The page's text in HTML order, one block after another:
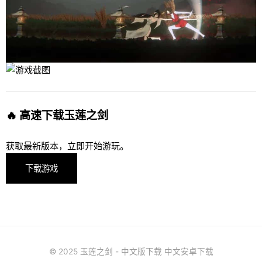
🔥 高速下载玉莲之剑
获取最新版本，立即开始游玩。
下载游戏
© 2025 玉莲之剑 - 中文版下载 中文安卓下载